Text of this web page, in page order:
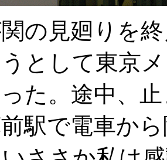
の見廻りを
として東京
た。途中、
駅で電車か